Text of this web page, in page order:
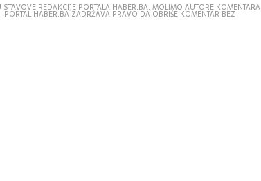
REDAKCIJE PORTALA HABER.BA. MOLIMO AUTORE KOMENTARA
HABER.BA ZADRŽAVA PRAVO DA OBRIŠE KOMENTAR BEZ